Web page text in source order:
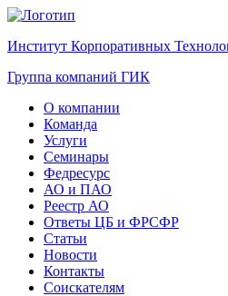
Институт Корпоративных
Группа компаний ГИК
О компании
Команда
Услуги
Семинары
Федресурс
АО и ПАО
Реестр АО
Ответы ЦБ и ФРСФР
Статьи
Новости
Контакты
Соискателям